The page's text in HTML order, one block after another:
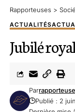
Rapporteuses >
ACTUALITÉS
Jubilé
Par
Publié : 2